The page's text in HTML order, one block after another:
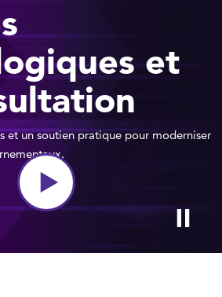
et
et un soutien pratique pour moderniser